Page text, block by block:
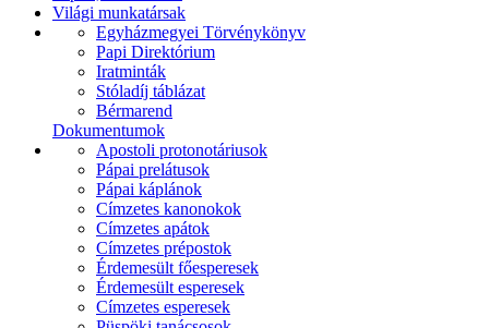
Világi munkatársak
Egyházmegyei Törvénykönyv
Papi Direktórium
Iratminták
Stóladíj táblázat
Bérmarend
Dokumentumok
Apostoli protonotáriusok
Pápai prelátusok
Pápai káplánok
Címzetes kanonokok
Címzetes apátok
Címzetes prépostok
Érdemesült főesperesek
Érdemesült esperesek
Címzetes esperesek